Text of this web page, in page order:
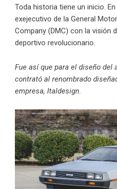
Toda historia tiene un inicio.
exejecutivo de la General
Company (DMC) con la visión
deportivo revolucionario.
Fue así que para el diseño del
contrató al renombrado
empresa, Italdesign